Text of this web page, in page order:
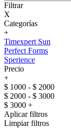
Filtrar
X
Categorías
+
Timexpert Sun
Perfect Forms
Sperience
Precio
+
$ 1000 - $ 2000
$ 2000 - $ 3000
$ 3000 +
Aplicar filtros
Limpiar filtros